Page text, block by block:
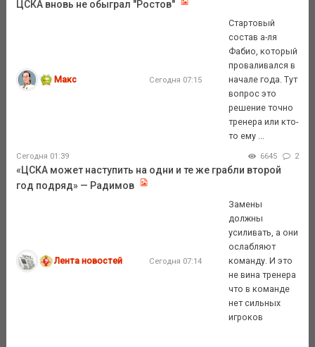
ЦСКА вновь не обыграл "Ростов"
Макс Сегодня 07:15
Стартовый
состав а-ля
Фабио, который
проваливался в
начале года. Тут
вопрос это
решение точно
тренера или кто-
то ему ...
Сегодня 01:39 6645 2
«ЦСКА может наступить на одни и те же грабли второй
год подряд» — Радимов
Лента новостей Сегодня 07:14
Замены
должны
усиливать, а они
ослабляют
команду. И это
не вина тренера
что в команде
нет сильных
игроков